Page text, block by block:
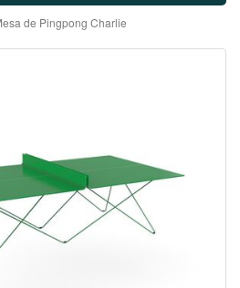
de Pingpong Charlie